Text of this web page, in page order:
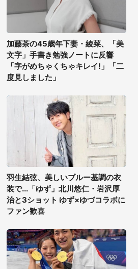
加藤茶の45歳年下妻・綾菜、「美
文字」手書き勉強ノートに反響
「字がめちゃくちゃキレイ!」「二
度見しました」
羽生結弦、美しいブルー基調の衣
装で...「ゆず」北川悠仁・岩沢厚
治と3ショット ゆず×ゆづコラボに
ファン歓喜